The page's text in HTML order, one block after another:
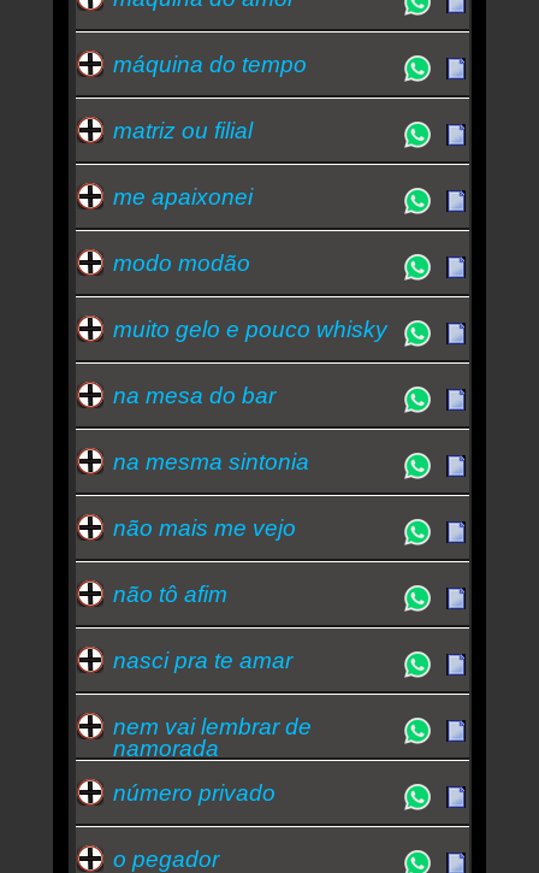
máquina do tempo
matriz ou filial
me apaixonei
modo modão
muito gelo e pouco whisky
na mesa do bar
na mesma sintonia
não mais me vejo
não tô afim
nasci pra te amar
nem vai lembrar de
namorada
número privado
o pegador